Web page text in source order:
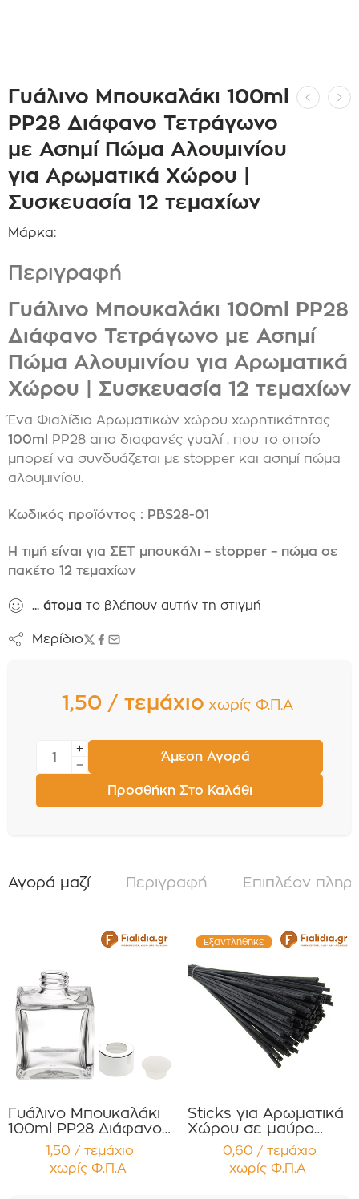
Γυάλινο Μπουκαλάκι 100ml
PP28 Διάφανο Τετράγωνο
με Ασημί Πώμα Αλουμινίου
για Αρωματικά Χώρου |
Συσκευασία 12 τεμαχίων
Μάρκα:
Περιγραφή
Γυάλινο Μπουκαλάκι 100ml PP28
Διάφανο Τετράγωνο με Ασημί
Πώμα Αλουμινίου για Αρωματικά
Χώρου | Συσκευασία 12 τεμαχίων
Ένα Φιαλίδιο Αρωματικών χώρου χωρητικότητας
100ml
PP28 απο διαφανές γυαλί , που το οποίο
μπορεί να συνδυάζεται με stopper και ασημί πώμα
αλουμινίου.
Κωδικός προϊόντος : PBS28-01
Η τιμή είναι για ΣΕΤ μπουκάλι – stopper – πώμα σε
πακέτο 12 τεμαχίων
... άτομα το βλέπουν αυτήν τη στιγμή
Μερίδιο
1,50 / τεμάχιο χωρίς Φ.Π.Α
Προσθήκη Στο Καλάθι
Άμεση Αγορά
Αγορά μαζί Περιγραφή Επιπλέον
Γυάλινο Μπουκαλάκι
100ml PP28 Διάφανο
Τετράγωνο με Ασημί
Πώμα Αλουμινίου για
Αρωματικά Χώρου
1,50 / τεμάχιο
χωρίς Φ.Π.Α
Εξαντλήθηκε
Sticks για Αρωματικά
Χώρου σε μαύρο
χρώμα Συσκευασία 12
τεμαχίων
0,60 / τεμάχιο
χωρίς Φ.Π.Α